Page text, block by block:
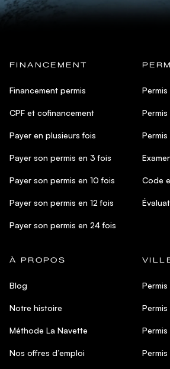
FINANCEMENT
Financement permis
CPF et cofinancement
Payer en plusieurs fois
Payer son permis en 3 fois
Payer son permis en 10 fois
Payer son permis en 12 fois
Payer son permis en 24 fois
Permis
Code
À PROPOS
Blog
Notre histoire
Méthode La Navette
Nos offres d’emploi